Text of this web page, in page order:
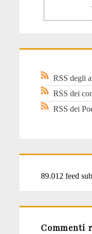
RSS degli
RSS dei
RSS dei
89.012 feed
Commenti